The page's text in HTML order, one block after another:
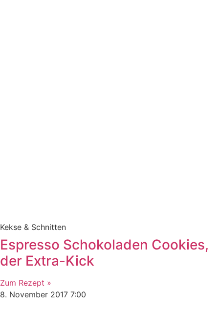
Kekse & Schnitten
Espresso Schokoladen Cookies,
der Extra-Kick
Zum Rezept »
8. November 2017 7:00